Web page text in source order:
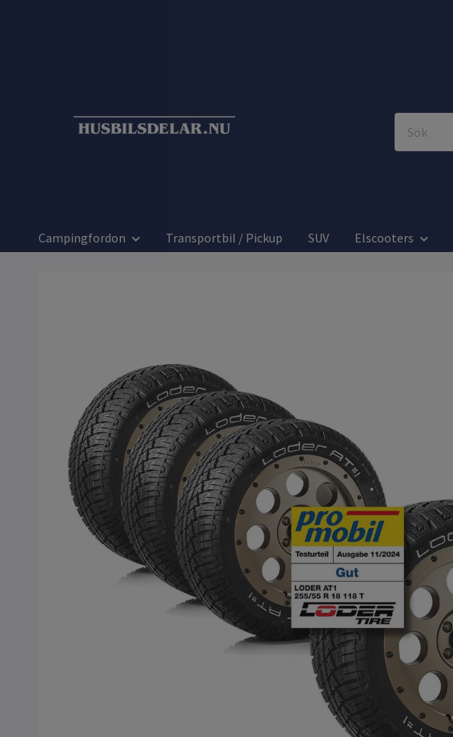
Campingfordon Transportbil / Pickup SUV Elscooters